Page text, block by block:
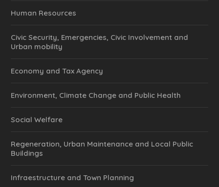
Human Resources
Civic Security, Emergencies, Civic Involvement and
Urban mobility
Economy and Tax Agency
Environment, Climate Change and Public Health
Social Welfare
Regeneration, Urban Maintenance and Local Public
Buildings
Infraestructure and Town Planning